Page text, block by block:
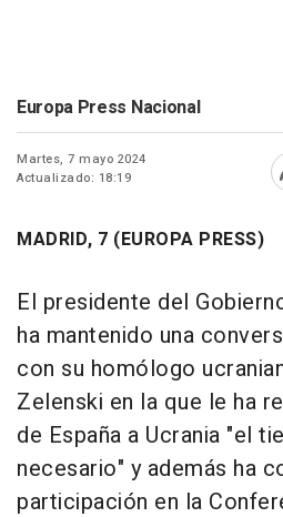
Europa Press Nacional
Martes, 7 mayo 2024
Actualizado: 18:19
MADRID, 7 (EUROPA PRESS)
El presidente del
ha mantenido una
con su homólogo
Zelenski en la que le ha
de España a Ucrania "el
necesario" y además ha
participación en la